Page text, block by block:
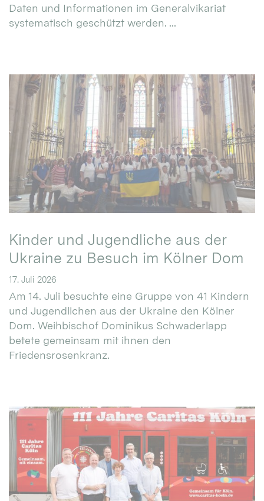
Daten und Informationen im Generalvikariat
systematisch geschützt werden. ...
Kinder und Jugendliche aus der
Ukraine zu Besuch im Kölner Dom
17. Juli 2026
Am 14. Juli besuchte eine Gruppe von 41 Kindern
und Jugendlichen aus der Ukraine den Kölner
Dom. Weihbischof Dominikus Schwaderlapp
betete gemeinsam mit ihnen den
Friedensrosenkranz.